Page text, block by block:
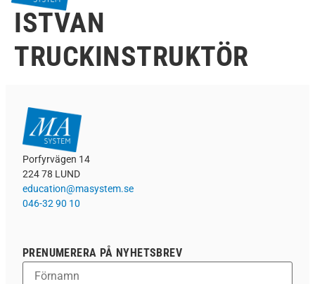
ISTVAN
TRUCKINSTRUKTÖR
Porfyrvägen 14
224 78 LUND
education@masystem.se
046-32 90 10
PRENUMERERA PÅ NYHETSBREV